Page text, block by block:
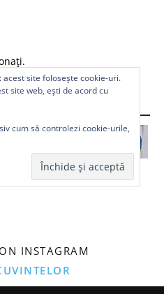
site folosește cookie-uri.
site web, ești de acord cu
cum să controlezi cookie-urile,
INSTAGRAM